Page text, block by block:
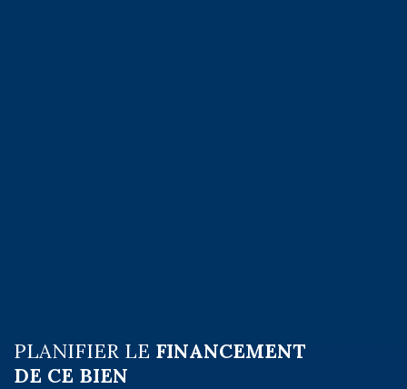
PLANIFIER LE FINANCEMENT
DE CE BIEN